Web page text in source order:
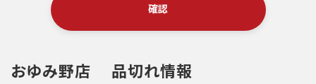
確認
おゆみ野店 品切れ情報